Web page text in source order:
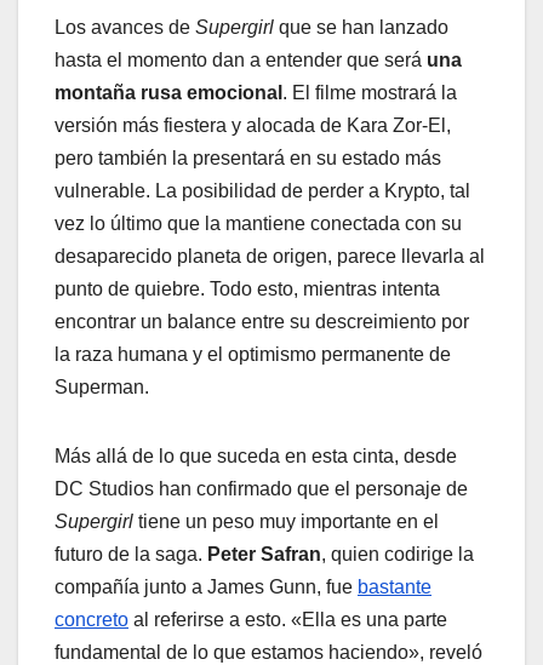
Los avances de Supergirl que se han lanzado
hasta el momento dan a entender que será una
montaña rusa emocional . El filme mostrará la
versión más fiestera y alocada de Kara Zor-El,
pero también la presentará en su estado más
vulnerable. La posibilidad de perder a Krypto, tal
vez lo último que la mantiene conectada con su
desaparecido planeta de origen, parece llevarla al
punto de quiebre. Todo esto, mientras intenta
encontrar un balance entre su descreimiento por
la raza humana y el optimismo permanente de
Superman.
Más allá de lo que suceda en esta cinta, desde
DC Studios han confirmado que el personaje de
Supergirl tiene un peso muy importante en el
futuro de la saga. Peter Safran, quien codirige la
compañía junto a James Gunn, fue bastante
concreto al referirse a esto. «Ella es una parte
fundamental de lo que estamos haciendo», reveló